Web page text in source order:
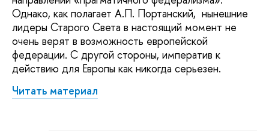
Однако, как полагает А.П. Портанский, нынешние
лидеры Старого Света в настоящий момент не
очень верят в возможность европейской
федерации. С другой стороны, императив к
действию для Европы как никогда серьезен.
Читать материал